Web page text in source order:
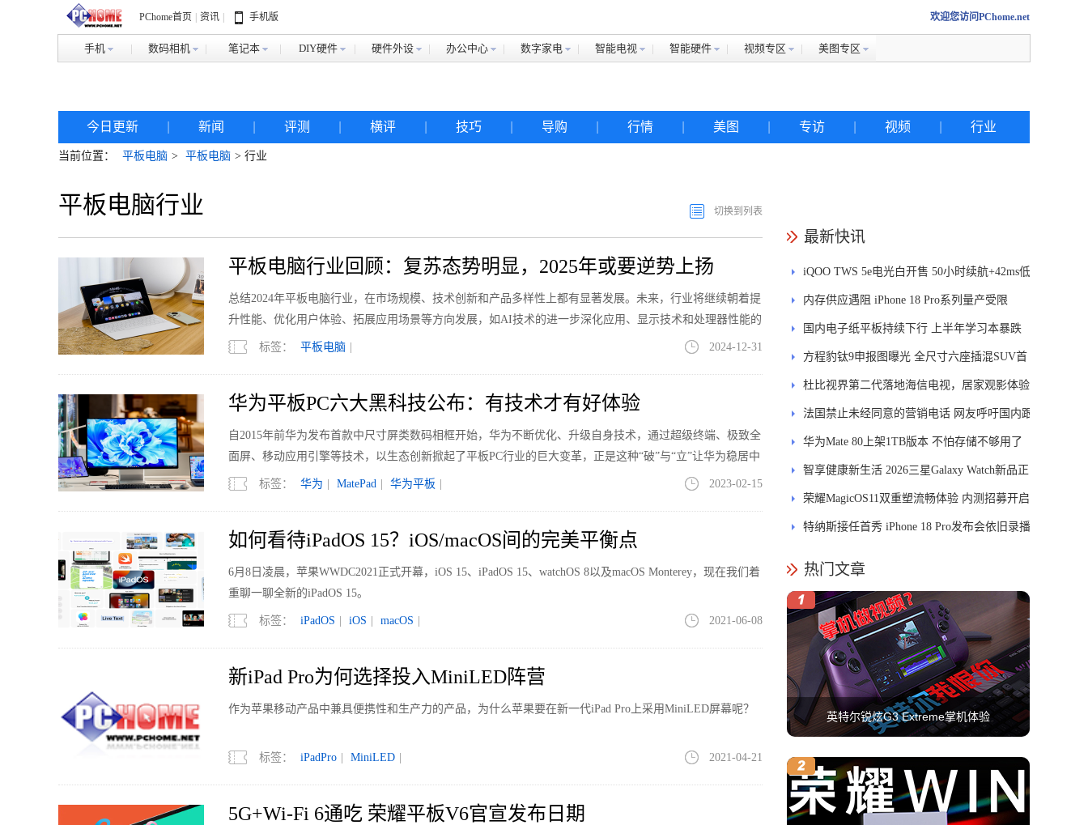
PChome首页 资讯 手机版 欢迎您访问PChome.net
手机 数码相机 笔记本 DIY硬件 硬件外设 办公中心 数字家电 智能电视 智能硬件 视频专区 美图专区
今日更新 新闻 评测 横评 技巧 导购 行情 美图 专访 视频 行业
当前位置： 平板电脑 > 平板电脑 > 行业
平板电脑行业 切换到列表
平板电脑行业回顾：复苏态势明显，2025年或要逆势上扬
总结2024年平板电脑行业，在市场规模、技术创新和产品多样性上都有显著发展。未来，行业将继续朝着提
升性能、优化用户体验、拓展应用场景等方向发展，如AI技术的进一步深化应用、显示技术和处理器性能的
持续提升。
标签： 平板电脑 2024-12-31
华为平板PC六大黑科技公布：有技术才有好体验
自2015年前华为发布首款中尺寸屏类数码相框开始，华为不断优化、升级自身技术，通过超级终端、极致全
面屏、移动应用引擎等技术，以生态创新掀起了平板PC行业的巨大变革，正是这种“破”与“立”让华为稳居中
国平板第一阵营，也让华为笔记本销量逆势增长，从而实现了2022年Q1至Q3市场份额增长120%的惊人数
标签： 华为 MatePad 华为平板 2023-02-15
如何看待iPadOS 15？iOS/macOS间的完美平衡点
6月8日凌晨，苹果WWDC2021正式开幕，iOS 15、iPadOS 15、watchOS 8以及macOS Monterey，现在我们着
重聊一聊全新的iPadOS 15。
标签： iPadOS iOS macOS 2021-06-08
新iPad Pro为何选择投入MiniLED阵营
作为苹果移动产品中兼具便携性和生产力的产品，为什么苹果要在新一代iPad Pro上采用MiniLED屏幕呢？
标签： iPadPro MiniLED 2021-04-21
5G+Wi-Fi 6通吃 荣耀平板V6官宣发布日期
最新快讯
iQOO TWS 5e电光白开售 50小时续航+42ms低
延迟
内存供应遇阻 iPhone 18 Pro系列量产受限
国内电子纸平板持续下行 上半年学习本暴跌
84.6%
方程豹钛9申报图曝光 全尺寸六座插混SUV首
发DMS
杜比视界第二代落地海信电视，居家观影体验
能迎来哪些升级？
法国禁止未经同意的营销电话 网友呼吁国内跟
进
华为Mate 80上架1TB版本 不怕存储不够用了
智享健康新生活 2026三星Galaxy Watch新品正
式开售
荣耀MagicOS11双重塑流畅体验 内测招募开启
特纳斯接任首秀 iPhone 18 Pro发布会依旧录播
热门文章
英特尔锐炫G3 Extreme掌机体验